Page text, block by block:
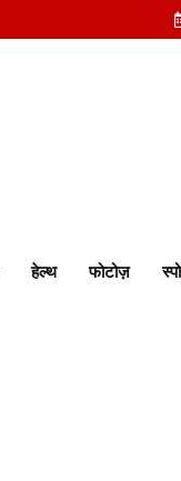
हेल्थ फोटोज़